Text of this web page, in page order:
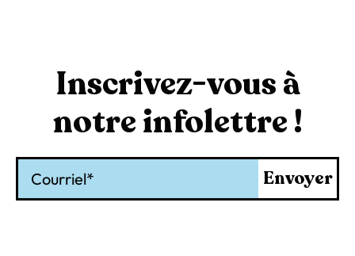
Inscrivez-vous à
notre infolettre !
Envoyer